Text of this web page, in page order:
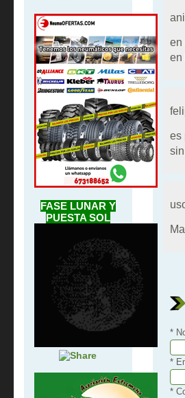
FASE LUNAR Y
PUESTA SOL
en
en
es
*
*
*